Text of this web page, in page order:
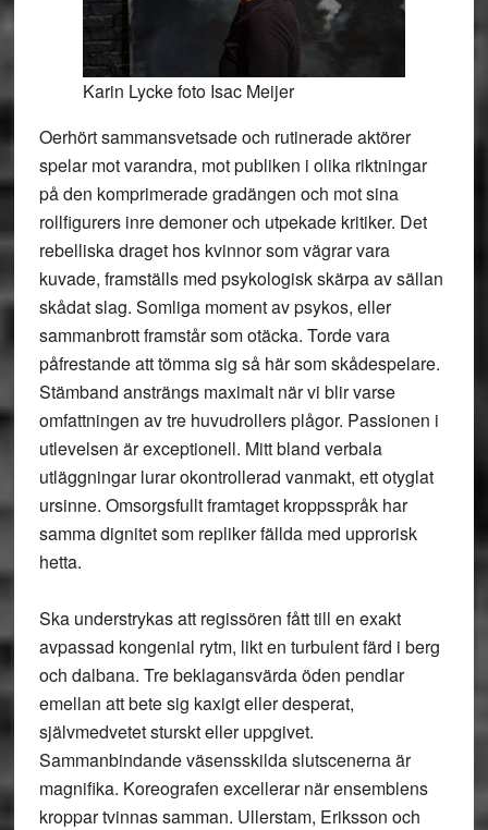
Karin Lycke foto Isac Meijer
Oerhört sammansvetsade och rutinerade aktörer
spelar mot varandra, mot publiken i olika riktningar
på den komprimerade gradängen och mot sina
rollfigurers inre demoner och utpekade kritiker. Det
rebelliska draget hos kvinnor som vägrar vara
kuvade, framställs med psykologisk skärpa av sällan
skådat slag. Somliga moment av psykos, eller
sammanbrott framstår som otäcka. Torde vara
påfrestande att tömma sig så här som skådespelare.
Stämband ansträngs maximalt när vi blir varse
omfattningen av tre huvudrollers plågor. Passionen i
utlevelsen är exceptionell. Mitt bland verbala
utläggningar lurar okontrollerad vanmakt, ett otyglat
ursinne. Omsorgsfullt framtaget kroppsspråk har
samma dignitet som repliker fällda med upprorisk
hetta.
Ska understrykas att regissören fått till en exakt
avpassad kongenial rytm, likt en turbulent färd i berg
och dalbana. Tre beklagansvärda öden pendlar
emellan att bete sig kaxigt eller desperat,
självmedvetet sturskt eller uppgivet.
Sammanbindande väsensskilda slutscenerna är
magnifika. Koreografen excellerar när ensemblens
kroppar tvinnas samman. Ullerstam, Eriksson och